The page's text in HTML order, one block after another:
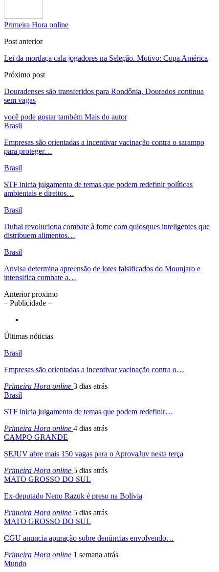
Primeira Hora online
Post anterior
Lei da mordaça cala jogadores na Seleção. Motivo: Copa América
Próximo post
Douradenses são transferidos para Rondônia, Dourados continua
sem vagas
você pode gostar também Mais do autor
Brasil
Empresas são orientadas a incentivar vacinação contra o sarampo
para proteger…
Brasil
STF inicia julgamento de temas que podem redefinir políticas
ambientais e direitos…
Brasil
Dubai revoluciona combate à fome com quiosques inteligentes que
distribuem alimentos…
Brasil
Anvisa determina apreensão de lotes falsificados do Mounjaro e
intensifica combate a…
Anteriorproximo
– Publicidade –
Últimas nóticias
Brasil
Empresas são orientadas a incentivar vacinação contra o…
Primeira Hora online 3 dias atrás
Brasil
STF inicia julgamento de temas que podem redefinir…
Primeira Hora online 4 dias atrás
CAMPO GRANDE
SEJUV abre mais 150 vagas para o AprovaJuv nesta terça
Primeira Hora online 5 dias atrás
MATO GROSSO DO SUL
Ex-deputado Neno Razuk é preso na Bolívia
Primeira Hora online 5 dias atrás
MATO GROSSO DO SUL
CGU anuncia apuração sobre denúncias envolvendo…
Primeira Hora online 1 semana atrás
Mundo